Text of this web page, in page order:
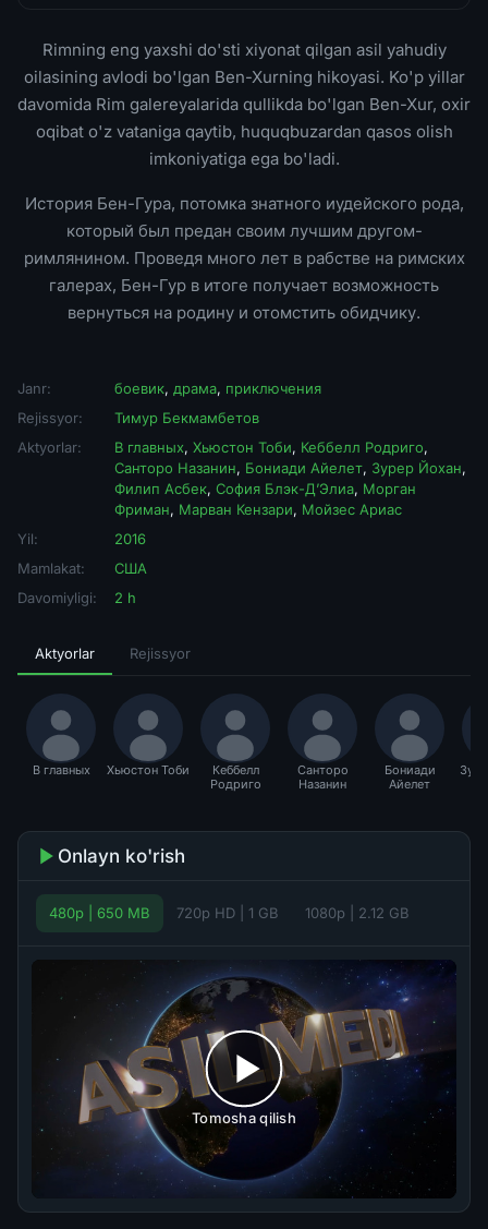
Rimning eng yaxshi do'sti xiyonat qilgan asil yahudiy
oilasining avlodi bo'lgan Ben-Xurning hikoyasi. Ko'p yillar
davomida Rim galereyalarida qullikda bo'lgan Ben-Xur, oxir
oqibat o'z vataniga qaytib, huquqbuzardan qasos olish
imkoniyatiga ega bo'ladi.
История Бен-Гура, потомка знатного иудейского рода,
который был предан своим лучшим другом-
римлянином. Проведя много лет в рабстве на римских
галерах, Бен-Гур в итоге получает возможность
вернуться на родину и отомстить обидчику.
Janr: боевик, драма, приключения
Rejissyor:
Тимур Бекмамбетов
Aktyorlar:
В главных, Хьюстон Тоби, Кеббелл Родриго,
Санторо Назанин, Бониади Айелет, Зурер Йохан,
Филип Асбек, София Блэк-Д’Элиа, Морган
Фриман, Марван Кензари, Мойзес Ариас
Yil:
2016
Mamlakat:
США
Davomiyligi:
2 h
Aktyorlar Rejissyor
В главных Хьюстон Тоби
Кеббелл
Родриго
Санторо
Назанин
Бониади
Айелет
Onlayn ko'rish
480p | 650 MB 720p HD | 1 GB 1080p | 2.12 GB
Tomosha qilish